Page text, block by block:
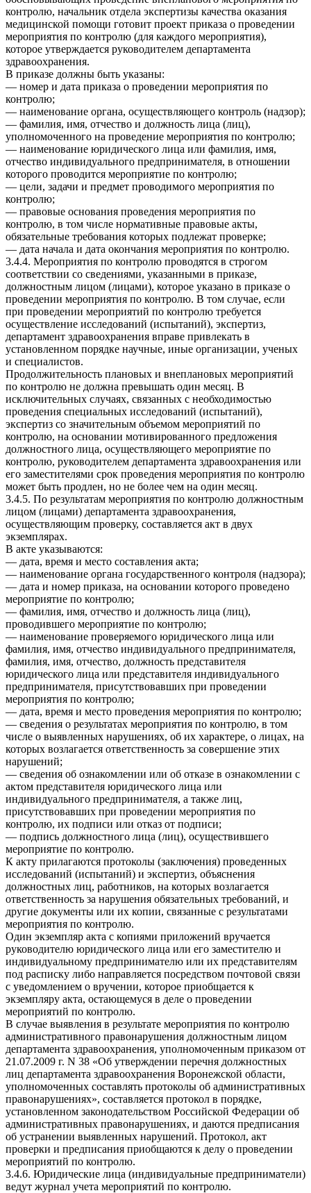
контролю, начальник отдела экспертизы качества оказания
медицинской помощи готовит проект приказа о проведении
мероприятия по контролю (для каждого мероприятия),
которое утверждается руководителем департамента
здравоохранения.
В приказе должны быть указаны:
— номер и дата приказа о проведении мероприятия по
контролю;
— наименование органа, осуществляющего контроль (надзор);
— фамилия, имя, отчество и должность лица (лиц),
уполномоченного на проведение мероприятия по контролю;
— наименование юридического лица или фамилия, имя,
отчество индивидуального предпринимателя, в отношении
которого проводится мероприятие по контролю;
— цели, задачи и предмет проводимого мероприятия по
контролю;
— правовые основания проведения мероприятия по
контролю, в том числе нормативные правовые акты,
обязательные требования которых подлежат проверке;
— дата начала и дата окончания мероприятия по контролю.
3.4.4. Мероприятия по контролю проводятся в строгом
соответствии со сведениями, указанными в приказе,
должностным лицом (лицами), которое указано в приказе о
проведении мероприятия по контролю. В том случае, если
при проведении мероприятий по контролю требуется
осуществление исследований (испытаний), экспертиз,
департамент здравоохранения вправе привлекать в
установленном порядке научные, иные организации, ученых
и специалистов.
Продолжительность плановых и внеплановых мероприятий
по контролю не должна превышать один месяц. В
исключительных случаях, связанных с необходимостью
проведения специальных исследований (испытаний),
экспертиз со значительным объемом мероприятий по
контролю, на основании мотивированного предложения
должностного лица, осуществляющего мероприятие по
контролю, руководителем департамента здравоохранения или
его заместителями срок проведения мероприятия по контролю
может быть продлен, но не более чем на один месяц.
3.4.5. По результатам мероприятия по контролю должностным
лицом (лицами) департамента здравоохранения,
осуществляющим проверку, составляется акт в двух
экземплярах.
В акте указываются:
— дата, время и место составления акта;
— наименование органа государственного контроля (надзора);
— дата и номер приказа, на основании которого проведено
мероприятие по контролю;
— фамилия, имя, отчество и должность лица (лиц),
проводившего мероприятие по контролю;
— наименование проверяемого юридического лица или
фамилия, имя, отчество индивидуального предпринимателя,
фамилия, имя, отчество, должность представителя
юридического лица или представителя индивидуального
предпринимателя, присутствовавших при проведении
мероприятия по контролю;
— дата, время и место проведения мероприятия по контролю;
— сведения о результатах мероприятия по контролю, в том
числе о выявленных нарушениях, об их характере, о лицах, на
которых возлагается ответственность за совершение этих
нарушений;
— сведения об ознакомлении или об отказе в ознакомлении с
актом представителя юридического лица или
индивидуального предпринимателя, а также лиц,
присутствовавших при проведении мероприятия по
контролю, их подписи или отказ от подписи;
— подпись должностного лица (лиц), осуществившего
мероприятие по контролю.
К акту прилагаются протоколы (заключения) проведенных
исследований (испытаний) и экспертиз, объяснения
должностных лиц, работников, на которых возлагается
ответственность за нарушения обязательных требований, и
другие документы или их копии, связанные с результатами
мероприятия по контролю.
Один экземпляр акта с копиями приложений вручается
руководителю юридического лица или его заместителю и
индивидуальному предпринимателю или их представителям
под расписку либо направляется посредством почтовой связи
с уведомлением о вручении, которое приобщается к
экземпляру акта, остающемуся в деле о проведении
мероприятий по контролю.
В случае выявления в результате мероприятия по контролю
административного правонарушения должностным лицом
департамента здравоохранения, уполномоченным приказом от
21.07.2009 г. N 38 «Об утверждении перечня должностных
лиц департамента здравоохранения Воронежской области,
уполномоченных составлять протоколы об административных
правонарушениях», составляется протокол в порядке,
установленном законодательством Российской Федерации об
административных правонарушениях, и даются предписания
об устранении выявленных нарушений. Протокол, акт
проверки и предписания приобщаются к делу о проведении
мероприятий по контролю.
3.4.6. Юридические лица (индивидуальные предприниматели)
ведут журнал учета мероприятий по контролю.